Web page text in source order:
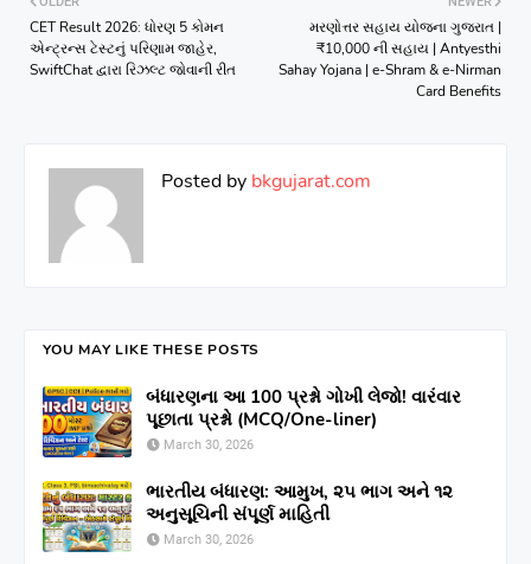
મરણોત્તર સહાય યોજના ગુજરાત |
₹10,000 ની સહાય | Antyesthi
Sahay Yojana | e-Shram & e-Nirman
Card Benefits
CET Result 2026: ધોરણ 5 કોમન
એન્ટ્રન્સ ટેસ્ટનું પરિણામ જાહેર,
SwiftChat દ્વારા રિઝલ્ટ જોવાની રીત
Posted by bkgujarat.com
YOU MAY LIKE THESE POSTS
બંધારણના આ 100 પ્રશ્નો ગોખી લેજો! વારંવાર
પૂછાતા પ્રશ્નો (MCQ/One-liner)
March 30, 2026
ભારતીય બંધારણ: આમુખ, ૨૫ ભાગ અને ૧૨
અનુસૂચિની સંપૂર્ણ માહિતી
March 30, 2026